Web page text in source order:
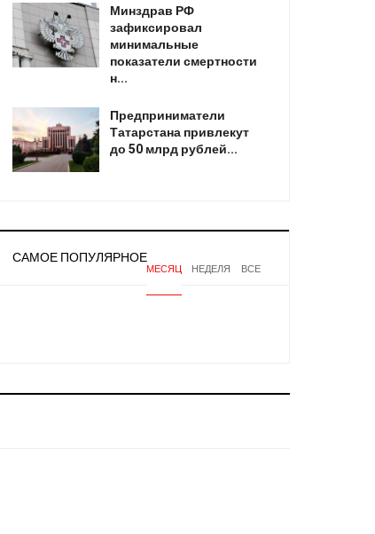
Минздрав РФ
зафиксировал
минимальные
показатели смертности
н...
Предприниматели
Татарстана привлекут
до 50 млрд рублей...
САМОЕ ПОПУЛЯРНОЕ
МЕСЯЦ НЕДЕЛЯ ВСЕ